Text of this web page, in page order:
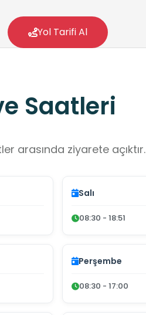
Yol Tarifi Al
Saatleri
arasında ziyarete açıktır.
Salı
08:30 - 18:51
Perşembe
08:30 - 17:00